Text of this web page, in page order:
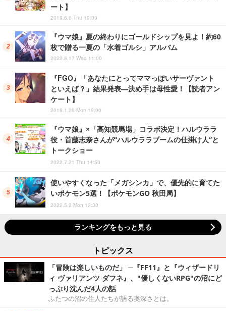
ート】
2019.6.6 Thu 19:00
『ウマ娘』夏の終わりにゴールドシップを見よ！約60
枚で贈る一夏の「水着ゴルシ」アルバム
2022.8.17 Wed 11:00
『FGO』「あなたにとってママっぽいサーヴァント
といえば？」結果発表―決め手は母性愛！【読者アン
ケート】
2018.1.29 Mon 19:00
『ウマ娘』×「高知競馬場」コラボ決定！ハルウララ
役・首藤志奈さんが“ハルウララブームの仕掛け人”と
トークショー
2022.7.21 Thu 14:50
使いやすくなった「メガシンカ」で、優先的に育てた
いポケモン5選！【ポケモンGO 秋田局】
2022.5.2 Mon 12:30
ランキングをもっと見る
トピックス
「冒険は楽しいものだ」 ─『FF11』と『ウィザードリ
ィ ヴァリアンツ ダフネ』、"優しくないRPG"の沼にど
っぷり沈んだ4人の話
ふたつの沼の住人たちが語る奥深さとは。